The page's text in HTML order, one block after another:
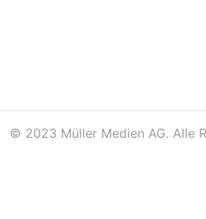
© 2023 Müller Medien AG. Alle